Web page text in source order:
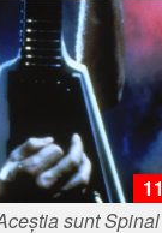
sunt Spinal
11